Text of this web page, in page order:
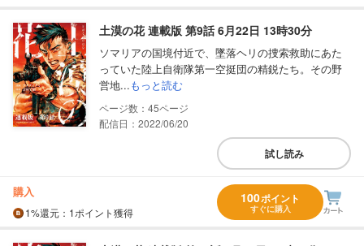
土漠の花 連載版 第9話 6月22日 13時30分
ソマリアの国境付近で、墜落ヘリの捜索救助にあた
っていた陸上自衛隊第一空挺団の精鋭たち。その野
営地...もっと読む
45
配信日：2022/06/20
試し読み
購入
1%還元 ：1ポイント獲得
100ポイント
すぐに購入